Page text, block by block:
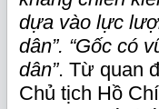
dựa vào lực
dân”. “Gốc có
dân”. Từ quan
Chủ tịch Hồ